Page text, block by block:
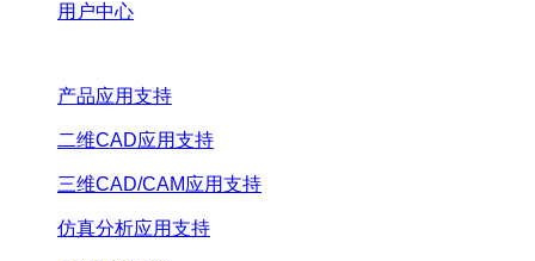
用户中心
产品应用支持
二维CAD应用支持
三维CAD/CAM应用支持
仿真分析应用支持